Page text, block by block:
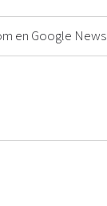
en Google News